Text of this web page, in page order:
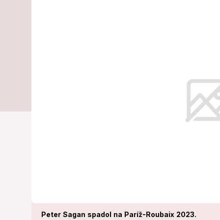
Peter Sagan spadol na Paríž-Roubaix 2023.
Paríž-
Jazdec stajne TotalEnergies sa